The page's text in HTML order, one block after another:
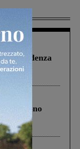
la scadenza
“Un
morirono
il
tir....